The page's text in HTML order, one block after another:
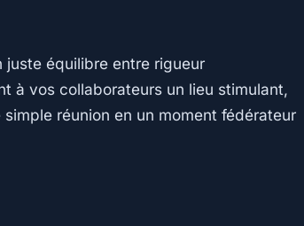
équilibre entre rigueur
à vos collaborateurs un lieu stimulant,
réunion en un moment fédérateur